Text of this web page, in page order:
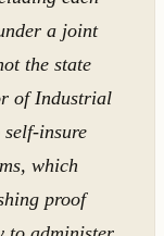
a joint
the state
of Industrial
insure
which
proof